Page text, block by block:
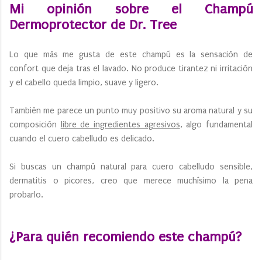
Mi opinión sobre el Champú
Dermoprotector de Dr. Tree
Lo que más me gusta de este champú es la sensación de
confort que deja tras el lavado. No produce tirantez ni irritación
y el cabello queda limpio, suave y ligero.
También me parece un punto muy positivo su aroma natural y su
composición
libre de ingredientes agresivos, algo fundamental
cuando el cuero cabelludo es delicado.
Si buscas un champú natural para cuero cabelludo sensible,
dermatitis o picores, creo que merece muchísimo la pena
probarlo.
¿Para quién recomiendo este champú?